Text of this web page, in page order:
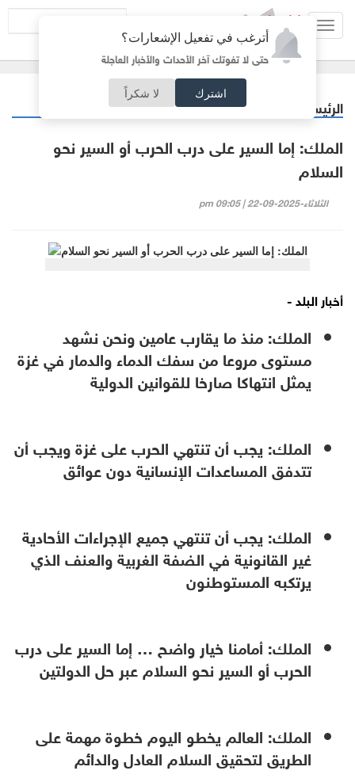
أترغب في تفعيل الإشعارات؟
حتى لا تفوتك آخر الأحداث والأخبار العاجلة
اشترك لا شكراً
الرئيسية خبر وصورة
الملك: إما السير على درب الحرب أو السير نحو
السلام
الثلاثاء-2025-09-22 | 09:05 pm
أخبار البلد -
الملك: منذ ما يقارب عامين ونحن نشهد
مستوى مروعا من سفك الدماء والدمار في غزة
يمثل انتهاكا صارخا للقوانين الدولية
الملك: يجب أن تنتهي الحرب على غزة ويجب أن
تتدفق المساعدات الإنسانية دون عوائق
الملك: يجب أن تنتهي جميع الإجراءات الأحادية
غير القانونية في الضفة الغربية والعنف الذي
يرتكبه المستوطنون
الملك: أمامنا خيار واضح … إما السير على درب
الحرب أو السير نحو السلام عبر حل الدولتين
الملك: العالم يخطو اليوم خطوة مهمة على
الطريق لتحقيق السلام العادل والدائم